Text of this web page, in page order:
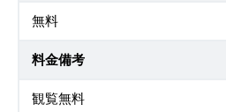
無料
料金備考
観覧無料